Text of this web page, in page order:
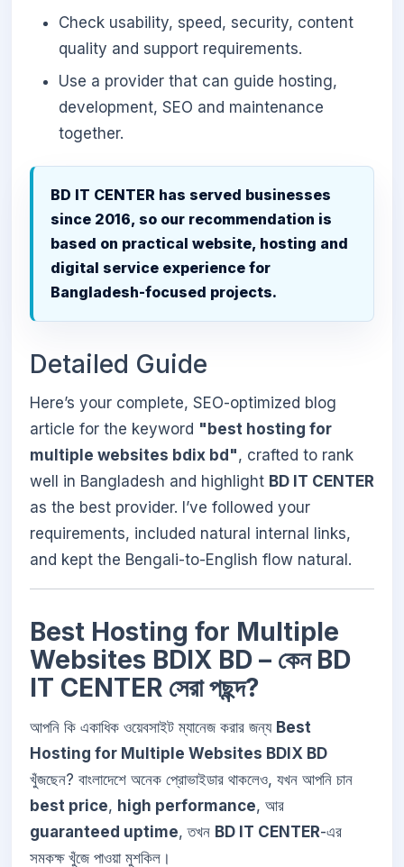
Check usability, speed, security, content
quality and support requirements.
Use a provider that can guide hosting,
development, SEO and maintenance
together.
BD IT CENTER has served businesses
since 2016, so our recommendation is
based on practical website, hosting and
digital service experience for
Bangladesh-focused projects.
Detailed Guide
Here’s your complete, SEO-optimized blog
article for the keyword "best hosting for
multiple websites bdix bd", crafted to rank
well in Bangladesh and highlight BD IT CENTER
as the best provider. I’ve followed your
requirements, included natural internal links,
and kept the Bengali-to-English flow natural.
Best Hosting for Multiple
Websites BDIX BD – কেন BD
IT CENTER সেরা পছন্দ?
আপনি কি একাধিক ওয়েবসাইট ম্যানেজ করার জন্য Best
Hosting for Multiple Websites BDIX BD
খুঁজছেন? বাংলাদেশে অনেক প্রোভাইডার থাকলেও, যখন আপনি চান
best price, high performance, আর
guaranteed uptime, তখন BD IT CENTER-এর
সমকক্ষ খুঁজে পাওয়া মুশকিল।